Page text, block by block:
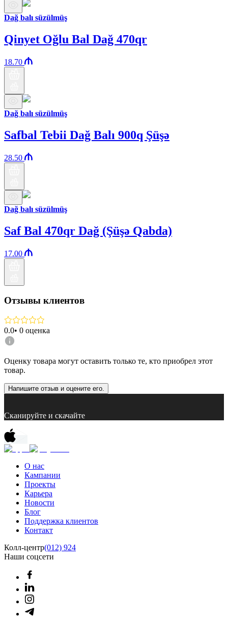
Dağ balı süzülmüş
Qinyet Oğlu Bal Dağ 470qr
18.70
Dağ balı süzülmüş
Safbal Tebii Dağ Balı 900q Şüşə
28.50
Dağ balı süzülmüş
Saf Bal 470qr Dağ (Şüşə Qabda)
17.00
Отзывы клиентов
0.0• 0 оценка
Оценку товара могут оставить только те, кто приобрел этот
товар.
Напишите отзыв и оцените его.
Сканируйте и скачайте
О нас
Кампании
Проекты
Карьера
Новости
Блог
Поддержка клиентов
Контакт
Колл-центр(012) 924
Наши соцсети